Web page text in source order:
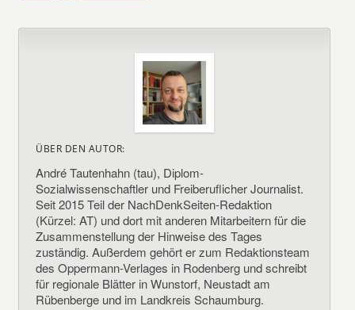
ÜBER DEN AUTOR:
André Tautenhahn (tau), Diplom-
Sozialwissenschaftler und Freiberuflicher Journalist.
Seit 2015 Teil der NachDenkSeiten-Redaktion
(Kürzel: AT) und dort mit anderen Mitarbeitern für die
Zusammenstellung der Hinweise des Tages
zuständig. Außerdem gehört er zum Redaktionsteam
des Oppermann-Verlages in Rodenberg und schreibt
für regionale Blätter in Wunstorf, Neustadt am
Rübenberge und im Landkreis Schaumburg.